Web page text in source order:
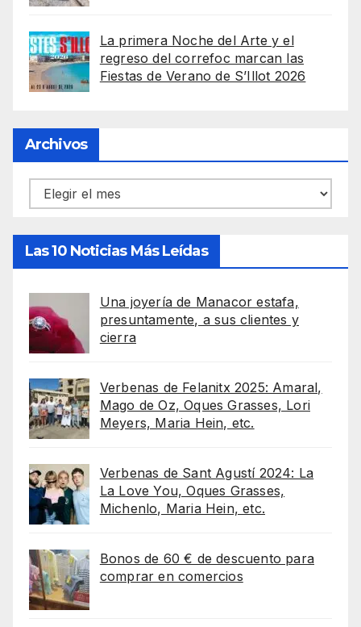
La primera Noche del Arte y el
regreso del correfoc marcan las
Fiestas de Verano de S’Illot 2026
Archivos
Archivos
Las 10 Noticias Más Leídas
Una joyería de Manacor estafa,
presuntamente, a sus clientes y
cierra
Verbenas de Felanitx 2025: Amaral,
Mago de Oz, Oques Grasses, Lori
Meyers, Maria Hein, etc.
Verbenas de Sant Agustí 2024: La
La Love You, Oques Grasses,
Michenlo, Maria Hein, etc.
Bonos de 60 € de descuento para
comprar en comercios